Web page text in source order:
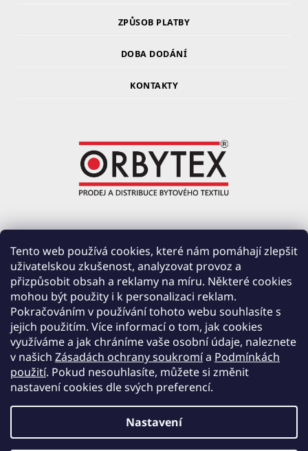
Tento web používá cookies, které nám pomáhají zlepšit
uživatelskou zkušenost, analyzovat provoz a
přizpůsobit obsah a reklamy na míru. Některé cookies
mohou být použity i k personalizaci reklam.
Pokračováním v používání tohoto webu souhlasíte s
jejich použitím. Více informací o tom, jak cookies
využíváme a jak chráníme vaše osobní údaje, naleznete
v našich Zásadách ochrany soukromía Podmínkách
použití. Pokud nesouhlasíte, můžete si změnit
nastavení cookies dle svých preferencí.
Nastavení
ZPŮSOB PLATBY
DOBA DODÁNÍ
KONTAKTY
PRŮMYSLOVÁ 220, ČERVENÉ ZÁHOŘÍ
391 37 CHOTOVINY
IČ: 28138252
DIČ: CZ28138252
Společnost zapsána v obchodním rejstříku vedeném u Krajského soudu v Českých
Budějovicích, oddíl C, vložka 19654.
Vytvořil Shoptet